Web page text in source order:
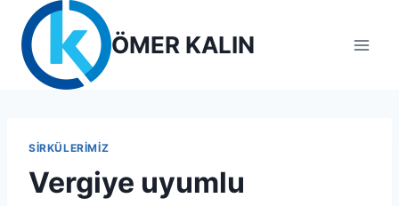
content
ÖMER KALIN
SIRKÜLERIMIZ
Vergiye uyumlu